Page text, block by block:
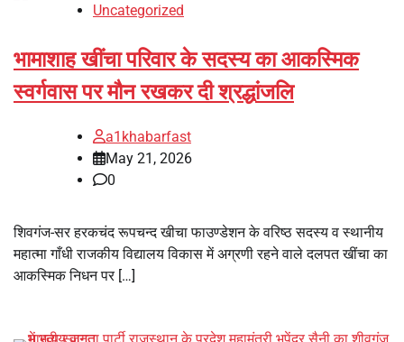
Uncategorized
भामाशाह खींचा परिवार के सदस्य का आकस्मिक
स्वर्गवास पर मौन रखकर दी श्रद्धांजलि
a1khabarfast
May 21, 2026
0
शिवगंज-सर हरकचंद रूपचन्द खीचा फाउण्डेशन के वरिष्ठ सदस्य व स्थानीय
महात्मा गाँधी राजकीय विद्यालय विकास में अग्रणी रहने वाले दलपत खींचा का
आकस्मिक निधन पर […]